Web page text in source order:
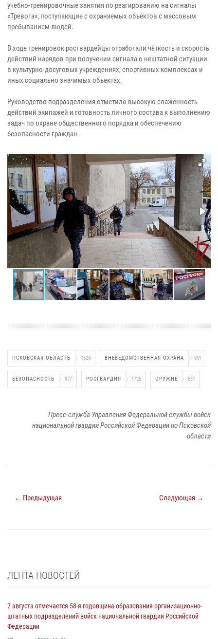
учебно-тренировочные занятия по реагированию на сигналы
«Тревога», поступающие с охраняемых объектов с массовым
пребыванием людей.
В ходе тренировок росгвардейцы отработали чёткость и скорость
действий нарядов при получении сигнала о нештатной ситуации
в культурно-досуговых учреждениях, спортивных комплексах и
иных социально значимых объектах.
Руководство подразделения отметило высокую слаженность
действий экипажей и готовность личного состава к выполнению
задач по охране общественного порядка и обеспечению
безопасности граждан.
ПСКОВСКАЯ ОБЛАСТЬ 1625 ВНЕВЕДОМСТВЕННАЯ ОХРАНА 951
БЕЗОПАСНОСТЬ 977 РОСГВАРДИЯ 1725 ОРУЖИЕ 531
Пресс-служба Управления Федеральной службы войск
национальной гвардии Российской Федерации по Псковской
области
← Предыдущая Следующая →
ЛЕНТА НОВОСТЕЙ
7 августа отмечается 58-я годовщина образования организационно-
штатных подразделений войск национальной гвардии Российской
Федерации